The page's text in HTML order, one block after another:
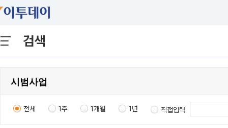
검색
전체 1주 1개월 1년 직접입력